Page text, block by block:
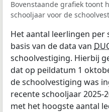
Bovenstaande grafiek toont
schooljaar voor de
Het aantal leerlingen per
basis van de data van
schoolvestiging. Hierbij
dat op peildatum 1
de schoolvestiging was
recente schooljaar 2025-
met het hoogste aantal